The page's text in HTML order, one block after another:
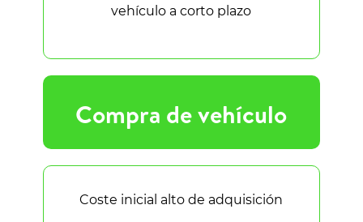
Compra de vehículo
Coste inicial alto de adquisición
vehículo a corto plazo